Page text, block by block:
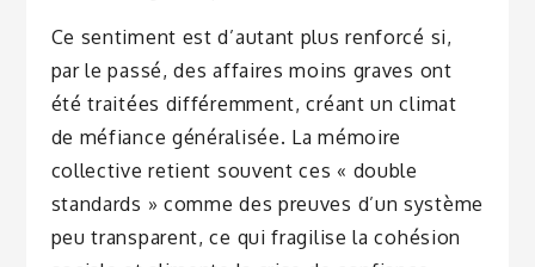
Ce sentiment est d’autant plus renforcé si,
par le passé, des affaires moins graves ont
été traitées différemment, créant un climat
de méfiance généralisée. La mémoire
collective retient souvent ces « double
standards » comme des preuves d’un système
peu transparent, ce qui fragilise la cohésion